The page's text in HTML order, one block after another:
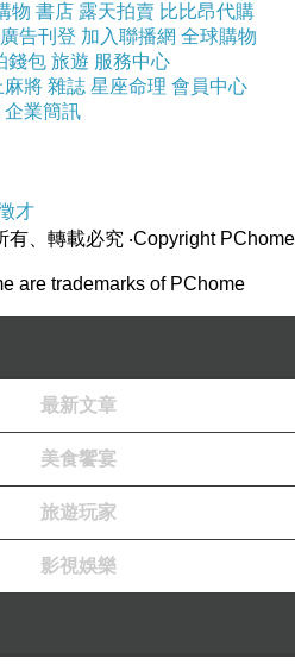
）
楊百翰大學（Brigham Young
史蒂芬尼．梅爾母校），現居猶他州
品《奇異手札》（The Journal of
書店（美國第二大連鎖書店）的
Pick），以及Cedar Fort, Inc.和
。
現為專職譯者。近期譯作：《移動迷
物 書店 露天拍賣 比比昂代購
廣告刊登 加入聯播網 全球購物
錢包 旅遊 服務中心
麻將 雜誌 星座命理 會員中心
企業簡訊
才
有、轉載必究 ‧Copyright PChome
are trademarks of PChome
最新文章
美食饗宴
旅遊玩家
影視娛樂